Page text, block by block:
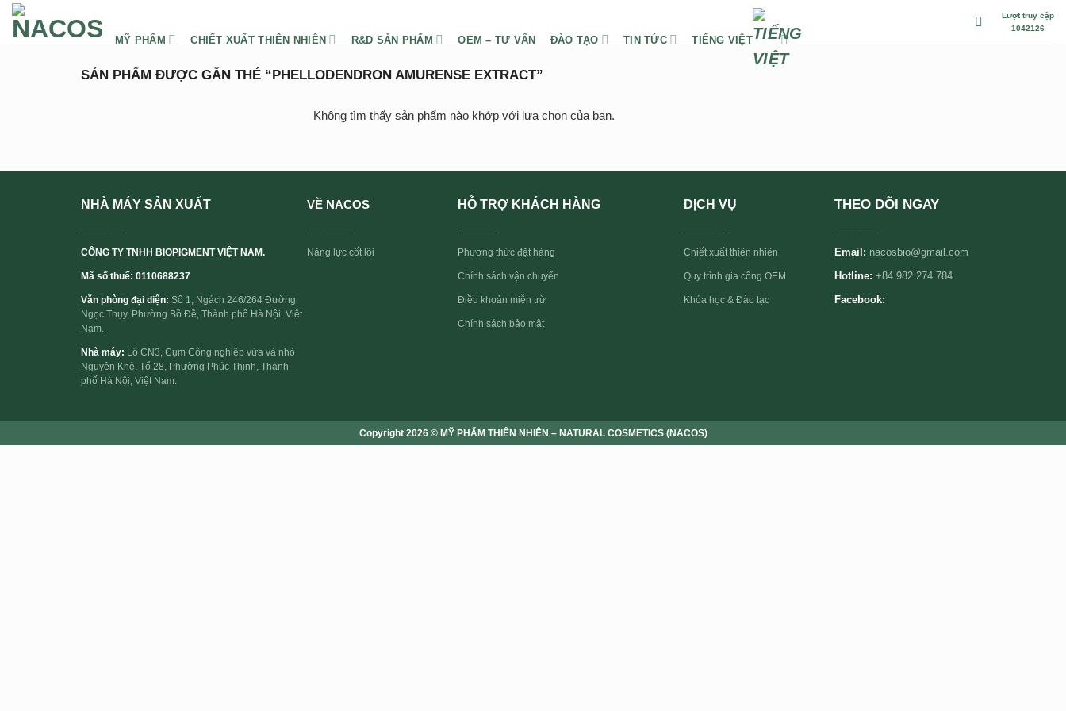
Chuyển
đến
MỸ PHẨM CHIẾT XUẤT THIÊN NHIÊN R&D SẢN PHẨM OEM – TƯ VẤN ĐÀO TẠO TIN TỨC TIẾNG VIỆT
Lượt truy cập
1042126
SẢN PHẨM ĐƯỢC GẮN THẺ “PHELLODENDRON AMURENSE EXTRACT”
Không tìm thấy sản phẩm nào khớp với lựa chọn của bạn.
NHÀ MÁY SẢN XUẤT
CÔNG TY TNHH BIOPIGMENT VIỆT NAM.
Mã số thuế: 0110688237
Văn phòng đại diện: Số 1, Ngách 246/264 Đường
Ngọc Thụy, Phường Bồ Đề, Thành phố Hà Nội, Việt
Nam.
Nhà máy: Lô CN3, Cụm Công nghiệp vừa và nhỏ
Nguyên Khê, Tổ 28, Phường Phúc Thịnh, Thành
phố Hà Nội, Việt Nam.
VỀ NACOS
Năng lực cốt lõi
HỖ TRỢ KHÁCH HÀNG
Phương thức đặt hàng
Chính sách vận chuyển
Điều khoản miễn trừ
Chính sách bảo mật
DỊCH VỤ
Chiết xuất thiên nhiên
Quy trình gia công OEM
Khóa học & Đào tạo
THEO DÕI NGAY
Email: nacosbio@gmail.com
Hotline: +84 982 274 784
Facebook:
Copyright 2026 © MỸ PHẨM THIÊN NHIÊN – NATURAL COSMETICS (NACOS)